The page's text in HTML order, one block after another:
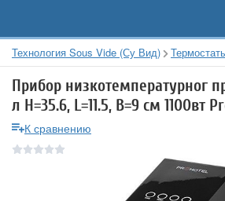
Технология Sous Vide (Су Вид)
Прибор низкотемпературног
л H=35.6, L=11.5, B=9 см 1100вт
К сравнению